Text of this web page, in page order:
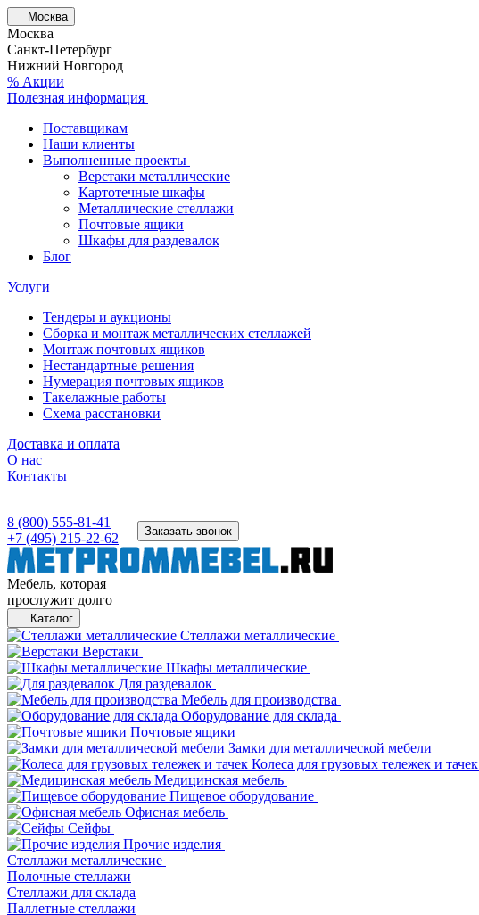
Москва
Москва
Санкт-Петербург
Нижний Новгород
% Акции
Полезная информация
Поставщикам
Наши клиенты
Выполненные проекты
Верстаки металлические
Картотечные шкафы
Металлические стеллажи
Почтовые ящики
Шкафы для раздевалок
Блог
Услуги
Тендеры и аукционы
Сборка и монтаж металлических стеллажей
Монтаж почтовых ящиков
Нестандартные решения
Нумерация почтовых ящиков
Такелажные работы
Схема расстановки
Доставка и оплата
О нас
Контакты
8 (800) 555-81-41
+7 (495) 215-22-62
Заказать звонок
Мебель, которая
прослужит долго
Каталог
Стеллажи металлические
Верстаки
Шкафы металлические
Для раздевалок
Мебель для производства
Оборудование для склада
Почтовые ящики
Замки для металлической мебели
Колеса для грузовых тележек и тачек
Медицинская мебель
Пищевое оборудование
Офисная мебель
Сейфы
Прочие изделия
Стеллажи металлические
Полочные стеллажи
Стеллажи для склада
Паллетные стеллажи